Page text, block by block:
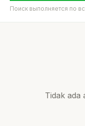
Поиск выполняется по
Tidak ada